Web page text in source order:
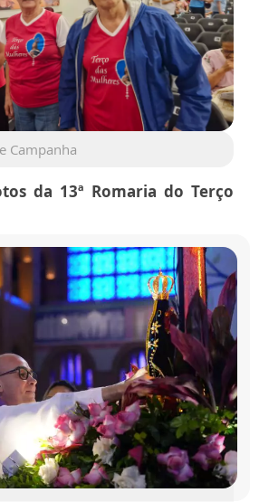
Campanha
da 13ª Romaria do Terço